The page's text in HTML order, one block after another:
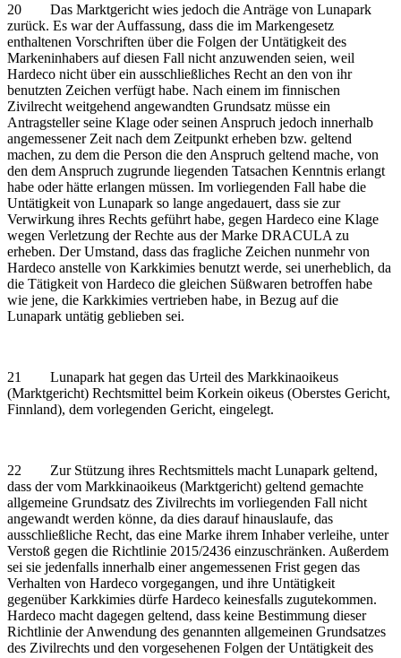
20 Das Marktgericht wies jedoch die Anträge von Lunapark
zurück. Es war der Auffassung, dass die im Markengesetz
enthaltenen Vorschriften über die Folgen der Untätigkeit des
Markeninhabers auf diesen Fall nicht anzuwenden seien, weil
Hardeco nicht über ein ausschließliches Recht an den von ihr
benutzten Zeichen verfügt habe. Nach einem im finnischen
Zivilrecht weitgehend angewandten Grundsatz müsse ein
Antragsteller seine Klage oder seinen Anspruch jedoch innerhalb
angemessener Zeit nach dem Zeitpunkt erheben bzw. geltend
machen, zu dem die Person die den Anspruch geltend mache, von
den dem Anspruch zugrunde liegenden Tatsachen Kenntnis erlangt
habe oder hätte erlangen müssen. Im vorliegenden Fall habe die
Untätigkeit von Lunapark so lange angedauert, dass sie zur
Verwirkung ihres Rechts geführt habe, gegen Hardeco eine Klage
wegen Verletzung der Rechte aus der Marke DRACULA zu
erheben. Der Umstand, dass das fragliche Zeichen nunmehr von
Hardeco anstelle von Karkkimies benutzt werde, sei unerheblich, da
die Tätigkeit von Hardeco die gleichen Süßwaren betroffen habe
wie jene, die Karkkimies vertrieben habe, in Bezug auf die
Lunapark untätig geblieben sei.
21 Lunapark hat gegen das Urteil des Markkinaoikeus
(Marktgericht) Rechtsmittel beim Korkein oikeus (Oberstes Gericht,
Finnland), dem vorlegenden Gericht, eingelegt.
22 Zur Stützung ihres Rechtsmittels macht Lunapark geltend,
dass der vom Markkinaoikeus (Marktgericht) geltend gemachte
allgemeine Grundsatz des Zivilrechts im vorliegenden Fall nicht
angewandt werden könne, da dies darauf hinauslaufe, das
ausschließliche Recht, das eine Marke ihrem Inhaber verleihe, unter
Verstoß gegen die Richtlinie 2015/2436 einzuschränken. Außerdem
sei sie jedenfalls innerhalb einer angemessenen Frist gegen das
Verhalten von Hardeco vorgegangen, und ihre Untätigkeit
gegenüber Karkkimies dürfe Hardeco keinesfalls zugutekommen.
Hardeco macht dagegen geltend, dass keine Bestimmung dieser
Richtlinie der Anwendung des genannten allgemeinen Grundsatzes
des Zivilrechts und den vorgesehenen Folgen der Untätigkeit des